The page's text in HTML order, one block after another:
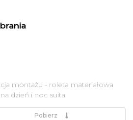
montażu - roleta materiałowa
dzień i noc suita
Pobierz